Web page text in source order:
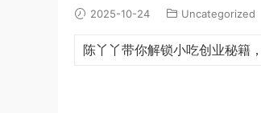
2025-10-24 Uncategorized
陈丫丫带你解锁小吃创业秘籍